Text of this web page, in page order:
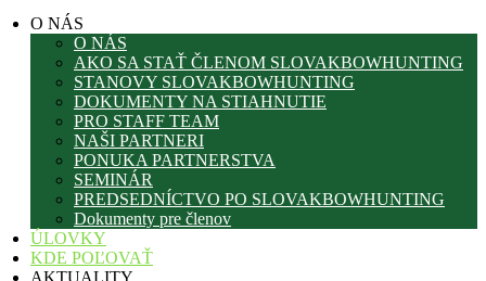
O NÁS
O NÁS
AKO SA STAŤ ČLENOM SLOVAKBOWHUNTING
STANOVY SLOVAKBOWHUNTING
DOKUMENTY NA STIAHNUTIE
PRO STAFF TEAM
NAŠI PARTNERI
PONUKA PARTNERSTVA
SEMINÁR
PREDSEDNÍCTVO PO SLOVAKBOWHUNTING
Dokumenty pre členov
ÚLOVKY
KDE POĽOVAŤ
AKTUALITY